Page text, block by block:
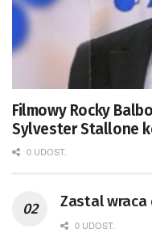
Filmowy Rocky
Sylvester Stallone
0 UDOST.
Zastal wraca
0 UDOST.